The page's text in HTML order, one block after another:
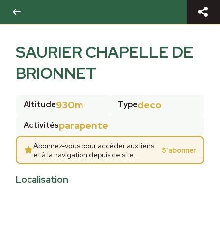
SAURIER CHAPELLE DE
BRIONNET
Altitude930m Typedeco
Activitésparapente
Abonnez-vous pour accéder aux liens
et à la navigation depuis ce site.
S'abonner
Localisation